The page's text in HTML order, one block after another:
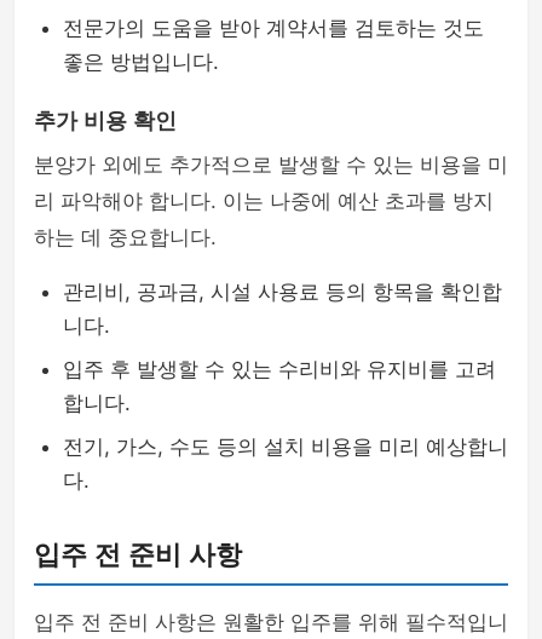
전문가의 도움을 받아 계약서를 검토하는 것도
좋은 방법입니다.
추가 비용 확인
분양가 외에도 추가적으로 발생할 수 있는 비용을 미
리 파악해야 합니다. 이는 나중에 예산 초과를 방지
하는 데 중요합니다.
관리비, 공과금, 시설 사용료 등의 항목을 확인합
니다.
입주 후 발생할 수 있는 수리비와 유지비를 고려
합니다.
전기, 가스, 수도 등의 설치 비용을 미리 예상합니
다.
입주 전 준비 사항
입주 전 준비 사항은 원활한 입주를 위해 필수적입니